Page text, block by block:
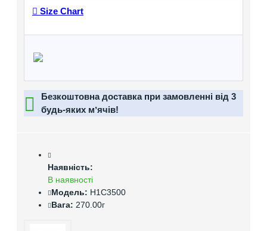
Size Chart
Безкоштовна доставка при замовленні від 3
будь-яких мʼячів!
Наявність:
В наявності
Модель: H1C3500
Вага: 270.00г